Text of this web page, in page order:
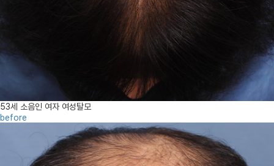
53세 소음인 여자 여성탈모
before